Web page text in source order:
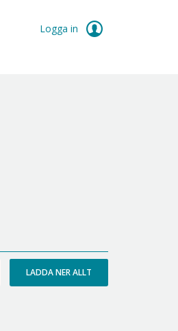
Logga in
LADDA NER ALLT